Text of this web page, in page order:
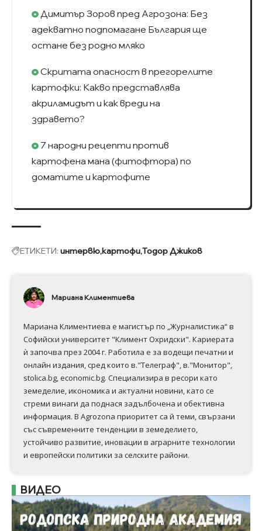
Димитър Зоров пред Агрозона: Без
адекватно подпомагане България ще
остане без родно мляко
Скритата опасност в прегорелите
картофки: Какво представлява
акриламидът и как вреди на
здравето?
7 народни рецепти против
картофена мана (фитофтора) по
доматите и картофите
ЕТИКЕТИ: интервюкартофиТодор Джиков
Мариана Климентиева
Мариана Климентиева е магистър по „Журналистика“ в
Софийски университет "Климент Охридски". Кариерата
ѝ започва през 2004 г. Работила е за водещи печатни и
онлайн издания, сред които в."Телеграф", в."Монитор",
stolica.bg, economic.bg. Специализира в ресори като
земеделие, икономика и актуални новини, като се
стреми винаги да поднася задълбочена и обективна
информация. В Аgrozona приоритет са й теми, свързани
със съвременните тенденции в земеделието,
устойчиво развитие, иновации в аграрните технологии
и европейски политики за селските райони.
ВИДЕО